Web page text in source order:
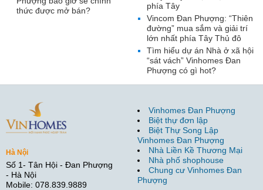
phía Tây
Vincom Đan Phượng: “Thiên
đường” mua sắm và giải trí
lớn nhất phía Tây Thủ đô
Tìm hiểu dự án Nhà ở xã hội
“sát vách” Vinhomes Đan
Phượng có gì hot?
thức được mở bán?
Hà Nội
Số 1- Tân Hội - Đan Phượng
- Hà Nội
Mobile: 078.839.9889
Vinhomes Đan Phượng
Biệt thự đơn lập
Biệt Thự Song Lập
Vinhomes Đan Phượng
Nhà Liền Kề Thương Mại
Nhà phố shophouse
Chung cư Vinhomes Đan
Phượng